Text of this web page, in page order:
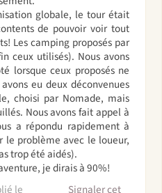
globale, le tour était
de pouvoir voir tout
Les camping proposés par
ceux utilisés). Nous avons
lorsque ceux proposés ne
eu deux déconvenues
choisi par Nomade, mais
Nous avons fait appel à
a répondu rapidement à
le problème avec le loueur,
trop été aidés).
je dirais à 90%!
le
Signaler cet